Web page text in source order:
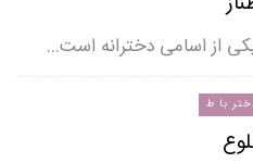
از اسامی دخترانه است…
با ط